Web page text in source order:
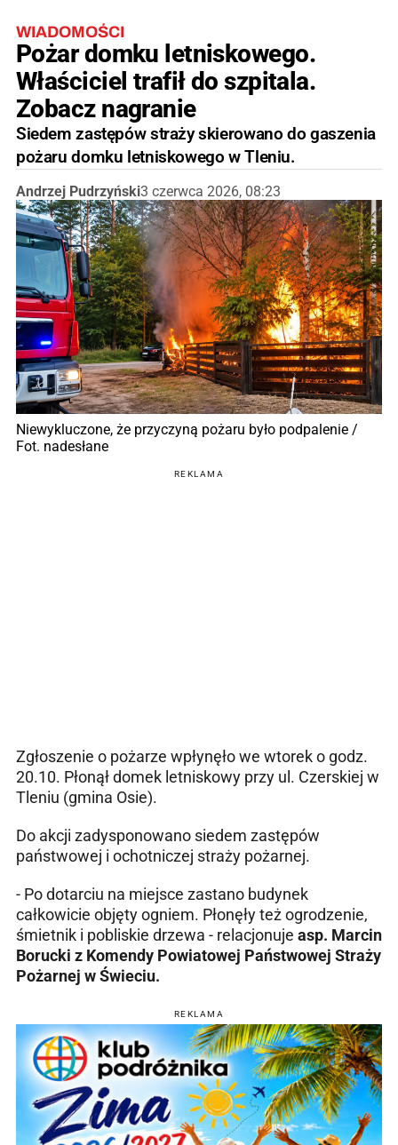
WIADOMOŚCI
Pożar domku letniskowego.
Właściciel trafił do szpitala.
Zobacz nagranie
Siedem zastępów straży skierowano do gaszenia
pożaru domku letniskowego w Tleniu.
Andrzej Pudrzyński3 czerwca 2026, 08:23
Niewykluczone, że przyczyną pożaru było podpalenie /
Fot. nadesłane
REKLAMA
Zgłoszenie o pożarze wpłynęło we wtorek o godz.
20.10. Płonął domek letniskowy przy ul. Czerskiej w
Tleniu (gmina Osie).
Do akcji zadysponowano siedem zastępów
państwowej i ochotniczej straży pożarnej.
- Po dotarciu na miejsce zastano budynek
całkowicie objęty ogniem. Płonęły też ogrodzenie,
śmietnik i pobliskie drzewa - relacjonuje asp. Marcin
Borucki z Komendy Powiatowej Państwowej Straży
Pożarnej w Świeciu.
REKLAMA